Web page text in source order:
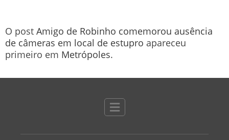
O post Amigo de Robinho comemorou ausência
de câmeras em local de estupro apareceu
primeiro em Metrópoles.